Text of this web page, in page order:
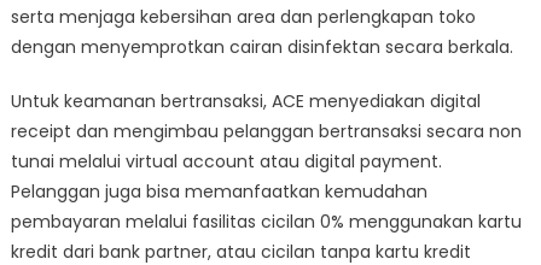
serta menjaga kebersihan area dan perlengkapan toko
dengan menyemprotkan cairan disinfektan secara berkala.
Untuk keamanan bertransaksi, ACE menyediakan digital
receipt dan mengimbau pelanggan bertransaksi secara non
tunai melalui virtual account atau digital payment.
Pelanggan juga bisa memanfaatkan kemudahan
pembayaran melalui fasilitas cicilan 0% menggunakan kartu
kredit dari bank partner, atau cicilan tanpa kartu kredit